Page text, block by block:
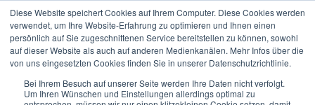
Diese Website speichert Cookies auf Ihrem Computer. Diese Cookies werden
verwendet, um Ihre Website-Erfahrung zu optimieren und Ihnen einen
persönlich auf Sie zugeschnittenen Service bereitstellen zu können, sowohl
auf dieser Website als auch auf anderen Medienkanälen. Mehr Infos über die
von uns eingesetzten Cookies finden Sie in unserer Datenschutzrichtlinie.
Bei Ihrem Besuch auf unserer Seite werden Ihre Daten nicht verfolgt.
Um Ihren Wünschen und Einstellungen allerdings optimal zu
content
ABOUT US INSURANCE VERIFICATION
TAG:CLAIMREPORT